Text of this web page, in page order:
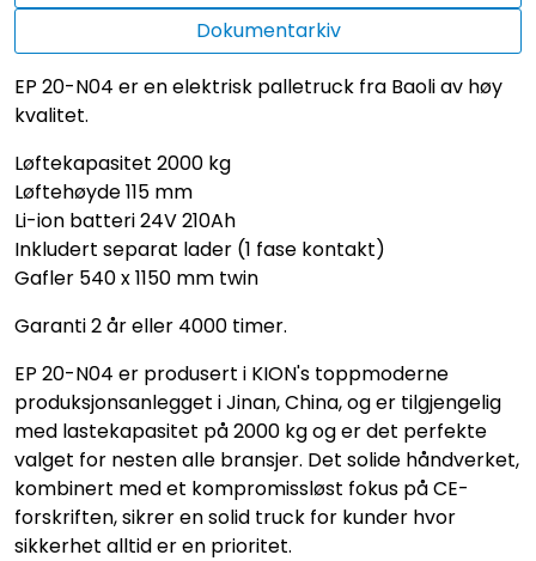
Dokumentarkiv
EP 20-N04 er en elektrisk palletruck fra Baoli av høy
kvalitet.
Løftekapasitet 2000 kg
Løftehøyde 115 mm
Li-ion batteri 24V 210Ah
Inkludert separat lader (1 fase kontakt)
Gafler 540 x 1150 mm twin
Garanti 2 år eller 4000 timer.
EP 20-N04 er produsert i KION's toppmoderne
produksjonsanlegget i Jinan, China, og er tilgjengelig
med lastekapasitet på 2000 kg og er det perfekte
valget for nesten alle bransjer. Det solide håndverket,
kombinert med et kompromissløst fokus på CE-
forskriften, sikrer en solid truck for kunder hvor
sikkerhet alltid er en prioritet.